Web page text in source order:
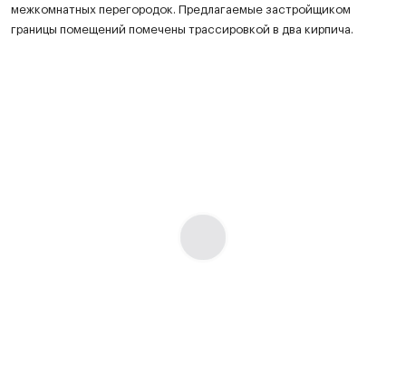
межкомнатных перегородок. Предлагаемые застройщиком
границы помещений помечены трассировкой в два кирпича.